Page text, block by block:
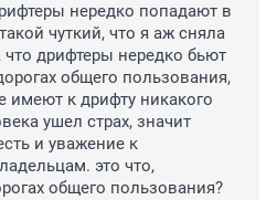
нередко попадают в
чуткий, что я аж сняла
дрифтеры нередко бьют
общего пользования,
имеют к дрифту никакого
ушел страх, значит
и уважение к
это что,
общего пользования?